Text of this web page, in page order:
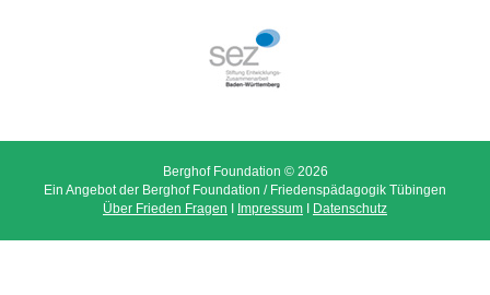
Berghof Foundation © 2026
Ein Angebot der Berghof Foundation / Friedenspädagogik Tübingen
Über Frieden Fragen I Impressum I Datenschutz